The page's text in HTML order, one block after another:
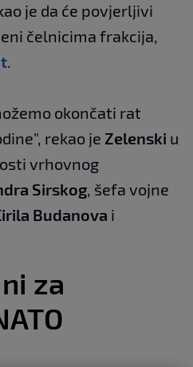
je da će povjerljivi
čelnicima frakcija,
.
okončati rat
rekao je Zelenski u
vrhovnog
Sirskog, šefa vojne
Budanova i
za